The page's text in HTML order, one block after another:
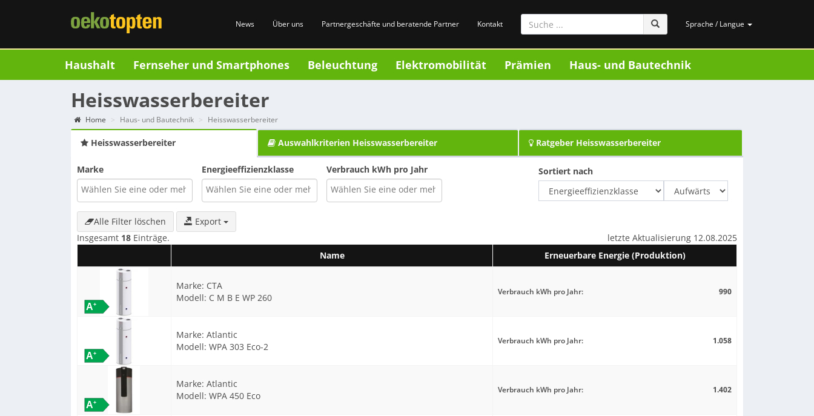
News Über uns Partnergeschäfte und beratende Partner Kontakt Sprache / Langue
Haushalt Fernseher und Smartphones Beleuchtung Elektromobilität Prämien Haus- und Bautechnik
Heisswasserbereiter
Home Haus- und Bautechnik Heisswasserbereiter
Heisswasserbereiter Auswahlkriterien Heisswasserbereiter Ratgeber Heisswasserbereiter
Marke Energieeffizienzklasse Verbrauch kWh pro Jahr Sortiert nach
Alle Filter löschen
Export
Insgesamt 18 Einträge.
letzte Aktualisierung 12.08.2025
Name
Erneuerbare Energie (Produktion)
Marke: CTA
Modell: C M B E WP 260
Verbrauch kWh pro Jahr: 990
Marke: Atlantic
Modell: WPA 303 Eco-2
Verbrauch kWh pro Jahr: 1.058
Marke: Atlantic
Modell: WPA 450 Eco
Verbrauch kWh pro Jahr: 1.402